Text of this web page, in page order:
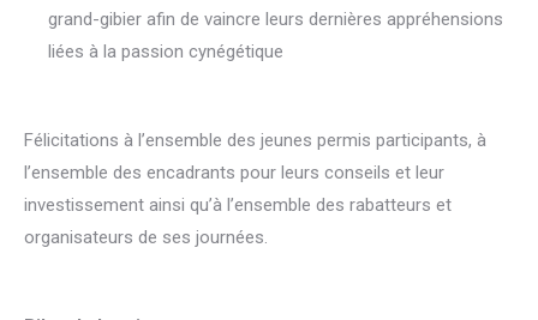
grand-gibier afin de vaincre leurs dernières appréhensions
liées à la passion cynégétique
Félicitations à l’ensemble des jeunes permis participants, à
l’ensemble des encadrants pour leurs conseils et leur
investissement ainsi qu’à l’ensemble des rabatteurs et
organisateurs de ses journées.